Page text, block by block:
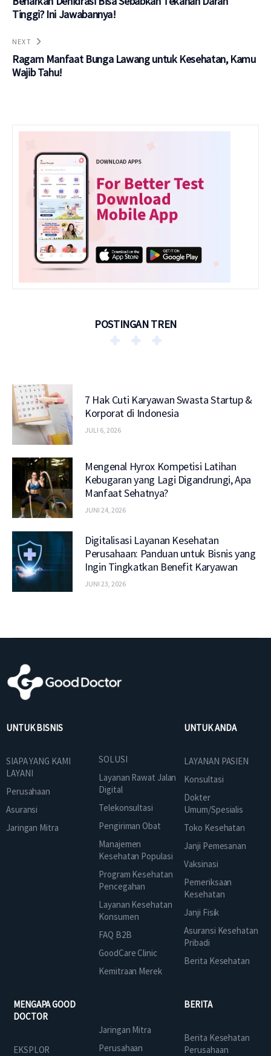
Tinggi? Ini Jawabannya!
NEXT
Ragam Manfaat Bunga Lawang untuk Kesehatan, Kamu
Wajib Tahu!
POSTINGAN TREN
7 Hak Cuti Karyawan Swasta Startup &
Korporat di Indonesia
JULI 6, 2026
Mengenal Hyrox Kompetisi Latihan
Kebugaran yang Lagi Digandrungi, Apa
Manfaat Sehatnya?
JUNI 24, 2026
Digitalisasi Layanan Kesehatan
Perusahaan: Panduan untuk Bisnis yang
Ingin Tingkatkan Benefit Karyawan
JUNI 23, 2026
UNTUK BISNIS
SIAPA YANG KAMI
LAYANI
Perusahaan
Asuransi
Jaringan Mitra
SOLUSI
Layanan Rawat Jalan
Digital
Telekonsultasi
Pengiriman Obat
Manajemen
Kesehatan Populasi
Program Kesehatan
Pencegahan
Layanan Kesehatan
Konsumen
FAQ B2B
GoodCare Clinic
Kemitraan Merek
UNTUK ANDA
LAYANAN PASIEN
Konsultasi
Dokter
Umum/Spesialis
Toko Kesehatan
Janji Pemesanan
Vaksinasi
Pemeriksaan
Kesehatan
Janji Fisik
Asuransi Kesehatan
Pribadi
Berita Kesehatan
MENGAPA GOOD
DOCTOR
EKSPLOR
Jaringan Mitra
Perusahaan
BERITA
Berita Kesehatan
Perusahaan